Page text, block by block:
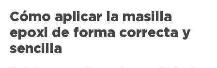
Cómo aplicar la masilla
epoxi de forma correcta y
sencilla